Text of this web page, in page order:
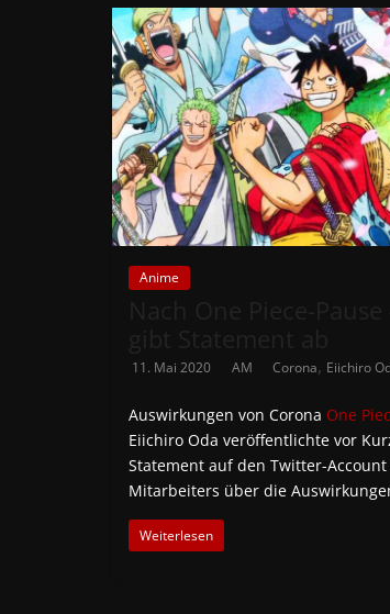
Anime
11. Mai 2020 AM Corona, Eiichiro
Auswirkungen von Corona One
Eiichiro Oda veröffentlichte vor
Statement auf den Twitter-Account
Mitarbeiters über die
Weiterlesen